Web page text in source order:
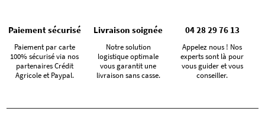
Paiement sécurisé
Paiement par carte
100% sécurisé via nos
partenaires Crédit
Agricole et Paypal.
Livraison soignée
Notre solution
logistique optimale
vous garantit une
livraison sans casse.
04 28 29 76 13
Appelez nous ! Nos
experts sont là pour
vous guider et vous
conseiller.